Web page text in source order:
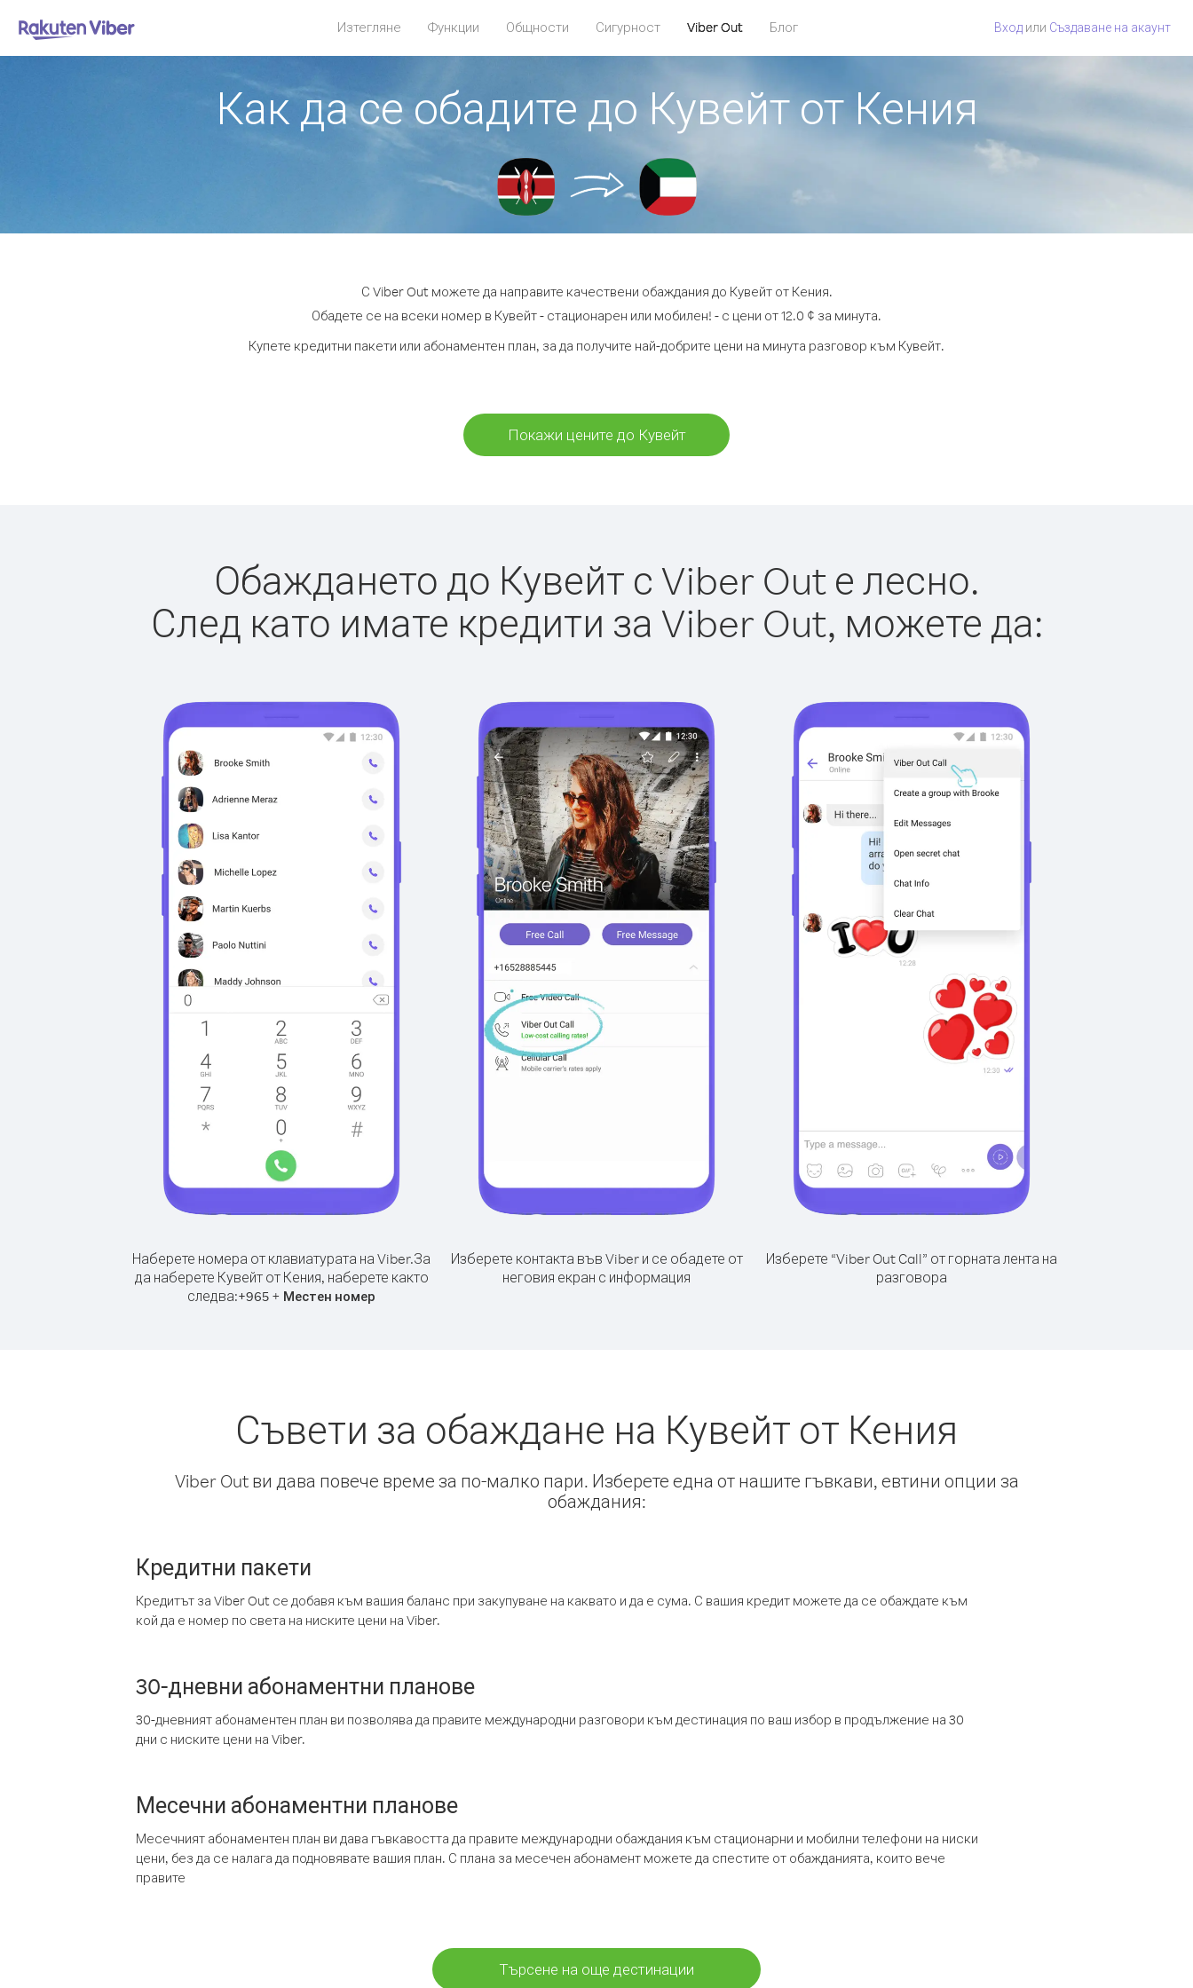
Изтегляне Функции Общности Сигурност Viber Out Блог Вход или Създаване на акаунт
Как да се обадите до Кувейт от Кения
С Viber Out можете да направите качествени обаждания до Кувейт от Кения.
Обадете се на всеки номер в Кувейт - стационарен или мобилен! - с цени от 12.0 ¢ за минута.
Купете кредитни пакети или абонаментен план, за да получите най-добрите цени на минута разговор към Кувейт.
Покажи цените до Кувейт
Обаждането до Кувейт с Viber Out е лесно.
След като имате кредити за Viber Out, можете да:
Наберете номера от клавиатурата на Viber.За
да наберете Кувейт от Кения, наберете както
следва:+965 + Местен номер
Изберете контакта във Viber и се обадете от
неговия екран с информация
Изберете “Viber Out Call” от горната лента на
разговора
Съвети за обаждане на Кувейт от Кения
Viber Out ви дава повече време за по-малко пари. Изберете една от нашите гъвкави, евтини опции за
обаждания:
Кредитни пакети
Кредитът за Viber Out се добавя към вашия баланс при закупуване на каквато и да е сума. С вашия кредит можете да се обаждате към
кой да е номер по света на ниските цени на Viber.
30-дневни абонаментни планове
30-дневният абонаментен план ви позволява да правите международни разговори към дестинация по ваш избор в продължение на 30
дни с ниските цени на Viber.
Месечни абонаментни планове
Месечният абонаментен план ви дава гъвкавостта да правите международни обаждания към стационарни и мобилни телефони на ниски
цени, без да се налага да подновявате вашия план. С плана за месечен абонамент можете да спестите от обажданията, които вече
правите
Търсене на още дестинации